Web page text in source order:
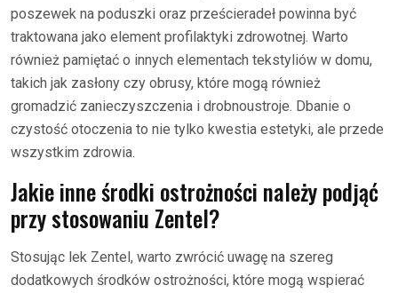
poszewek na poduszki oraz prześcieradeł powinna być
traktowana jako element profilaktyki zdrowotnej. Warto
również pamiętać o innych elementach tekstyliów w domu,
takich jak zasłony czy obrusy, które mogą również
gromadzić zanieczyszczenia i drobnoustroje. Dbanie o
czystość otoczenia to nie tylko kwestia estetyki, ale przede
wszystkim zdrowia.
Jakie inne środki ostrożności należy podjąć
przy stosowaniu Zentel?
Stosując lek Zentel, warto zwrócić uwagę na szereg
dodatkowych środków ostrożności, które mogą wspierać